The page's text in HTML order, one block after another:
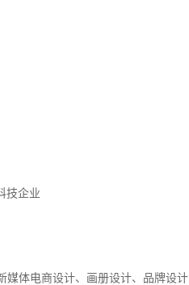
技企业
媒体电商设计、画册设计、品牌设计